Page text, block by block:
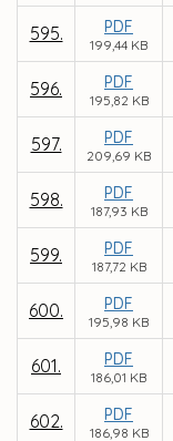
595. PDF
199,44 KB
596. PDF
195,82 KB
597. PDF
209,69 KB
598. PDF
187,93 KB
599. PDF
187,72 KB
600. PDF
195,98 KB
601. PDF
186,01 KB
602. PDF
186,98 KB